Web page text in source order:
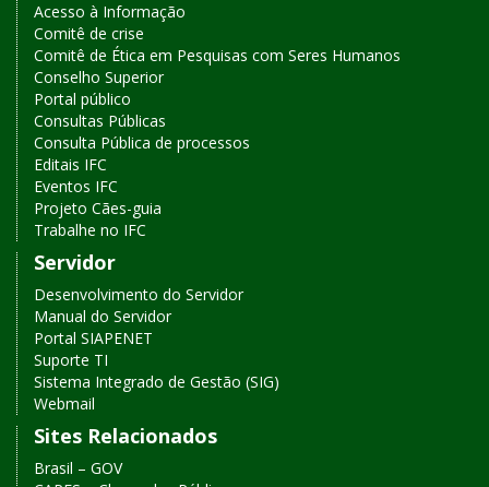
Acesso à Informação
Comitê de crise
Comitê de Ética em Pesquisas com Seres Humanos
Conselho Superior
Portal público
Consultas Públicas
Consulta Pública de processos
Editais IFC
Eventos IFC
Projeto Cães-guia
Trabalhe no IFC
Servidor
Desenvolvimento do Servidor
Manual do Servidor
Portal SIAPENET
Suporte TI
Sistema Integrado de Gestão (SIG)
Webmail
Sites Relacionados
Brasil – GOV